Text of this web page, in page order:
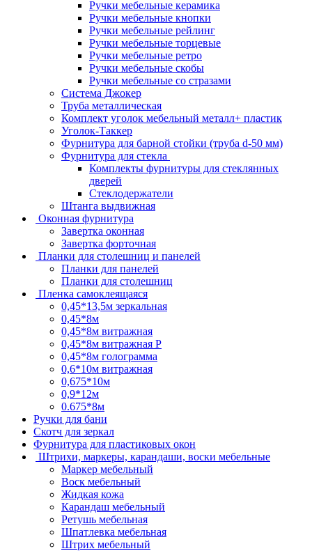
Ручки мебельные керамика
Ручки мебельные кнопки
Ручки мебельные рейлинг
Ручки мебельные торцевые
Ручки мебельные ретро
Ручки мебельные скобы
Ручки мебельные со стразами
Система Джокер
Труба металлическая
Комплект уголок мебельный металл+ пластик
Уголок-Таккер
Фурнитура для барной стойки (труба d-50 мм)
Фурнитура для стекла
Комплекты фурнитуры для стеклянных
дверей
Стеклодержатели
Штанга выдвижная
Оконная фурнитура
Завертка оконная
Завертка форточная
Планки для столешниц и панелей
Планки для панелей
Планки для столешниц
Пленка самоклеящаяся
0,45*13,5м зеркальная
0,45*8м
0,45*8м витражная
0,45*8м витражная Р
0,45*8м голограмма
0,6*10м витражная
0,675*10м
0,9*12м
0.675*8м
Ручки для бани
Скотч для зеркал
Фурнитура для пластиковых окон
Штрихи, маркеры, карандаши, воски мебельные
Маркер мебельный
Воск мебельный
Жидкая кожа
Карандаш мебельный
Ретушь мебельная
Шпатлевка мебельная
Штрих мебельный